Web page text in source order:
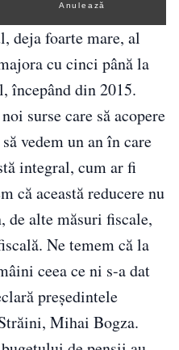
Anulează
deja foarte mare, al
cu cinci până la
începând din 2015.
surse care să acopere
vedem un an în care
integral, cum ar fi
că această reducere nu
de alte măsuri fiscale,
Ne temem că la
ceea ce ni s-a dat
preşedintele
Mihai Bogza.